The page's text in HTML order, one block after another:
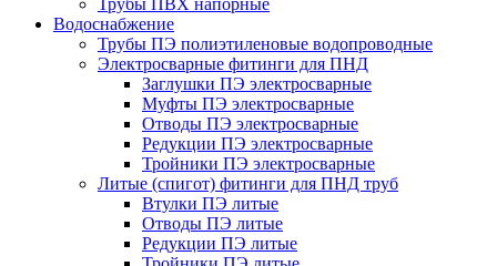
Трубы ПВХ напорные
Водоснабжение
Трубы ПЭ полиэтиленовые водопроводные
Электросварные фитинги для ПНД
Заглушки ПЭ электросварные
Муфты ПЭ электросварные
Отводы ПЭ электросварные
Редукции ПЭ электросварные
Тройники ПЭ электросварные
Литые (спигот) фитинги для ПНД труб
Втулки ПЭ литые
Отводы ПЭ литые
Редукции ПЭ литые